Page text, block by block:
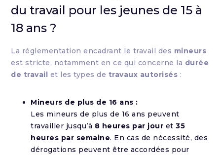
du travail pour les jeunes de 15 à
18 ans ?
La réglementation encadrant le travail des mineurs
est stricte, notamment en ce qui concerne la durée
de travail et les types de travaux autorisés :
Mineurs de plus de 16 ans :
Les mineurs de plus de 16 ans peuvent
travailler jusqu’à 8 heures par jour et35
heures par semaine. En cas de nécessité, des
dérogations peuvent être accordées pour